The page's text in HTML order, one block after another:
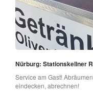
Nürburg: Stationskellner
Service am Gast!
eindecken, abrechnen!